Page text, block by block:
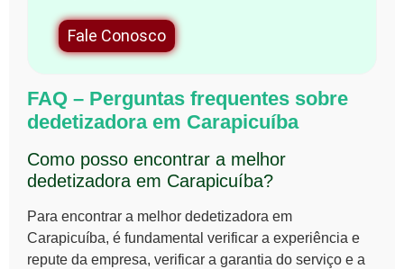
Fale Conosco
FAQ – Perguntas frequentes sobre
dedetizadora em Carapicuíba
Como posso encontrar a melhor
dedetizadora em Carapicuíba?
Para encontrar a melhor dedetizadora em
Carapicuíba, é fundamental verificar a experiência e
repute da empresa, verificar a garantia do serviço e a